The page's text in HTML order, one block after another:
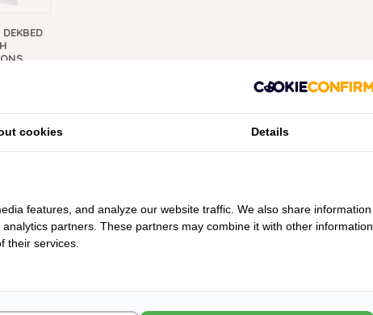
cookies Details
features, and analyze our website traffic. We also share information
partners. These partners may combine it with other information
their services.